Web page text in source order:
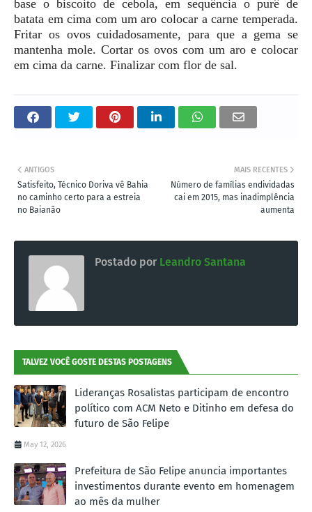
base o biscoito de cebola, em sequência o purê de
batata em cima com um aro colocar a carne temperada.
Fritar os ovos cuidadosamente, para que a gema se
mantenha mole. Cortar os ovos com um aro e colocar
em cima da carne. Finalizar com flor de sal.
MAIS RECENTES
Número de famílias endividadas
cai em 2015, mas inadimplência
aumenta
ANTIGOS
Satisfeito, Técnico Doriva vê Bahia
no caminho certo para a estreia
no Baianão
Postado por Leandro Santana
TALVEZ VOCÊ GOSTE DESTAS POSTAGENS
Lideranças Rosalistas participam de encontro
político com ACM Neto e Ditinho em defesa do
futuro de São Felipe
May 12, 2026
Prefeitura de São Felipe anuncia importantes
investimentos durante evento em homenagem
ao mês da mulher